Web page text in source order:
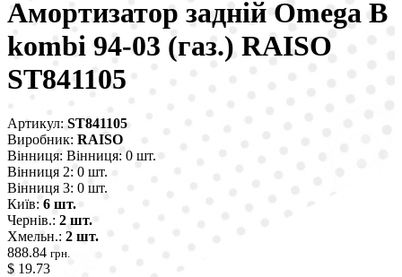
Амортизатор задній Omega B
kombi 94-03 (газ.) RAISO
ST841105
Артикул: ST841105
Виробник: RAISO
Вінниця: Вінниця: 0 шт.
Вінниця 2: 0 шт.
Вінниця 3: 0 шт.
Київ: 6 шт.
Чернів.: 2 шт.
Хмельн.: 2 шт.
888.84 грн.
$ 19.73